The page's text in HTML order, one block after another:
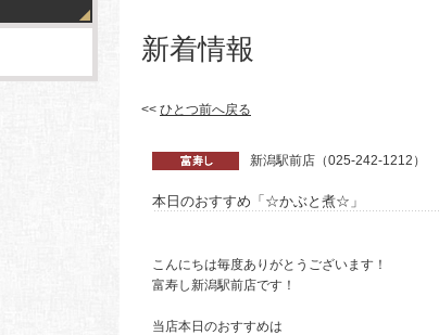
新着情報
<< ひとつ前へ戻る
新潟駅前店（025-242-1212）
本日のおすすめ「☆かぶと煮☆」
こんにちは毎度ありがとうございます！
富寿し新潟駅前店です！
当店本日のおすすめは